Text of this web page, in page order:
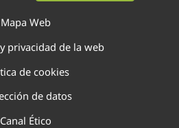
Mapa Web
privacidad de la web
de cookies
de datos
Canal Ético